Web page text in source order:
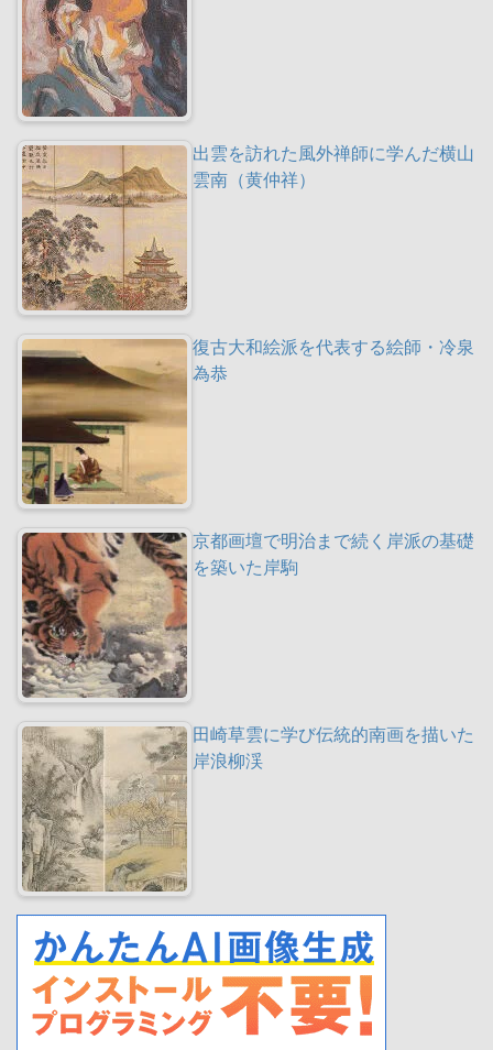
出雲を訪れた風外禅師に学んだ横山
雲南（黄仲祥）
復古大和絵派を代表する絵師・冷泉
為恭
京都画壇で明治まで続く岸派の基礎
を築いた岸駒
田崎草雲に学び伝統的南画を描いた
岸浪柳渓